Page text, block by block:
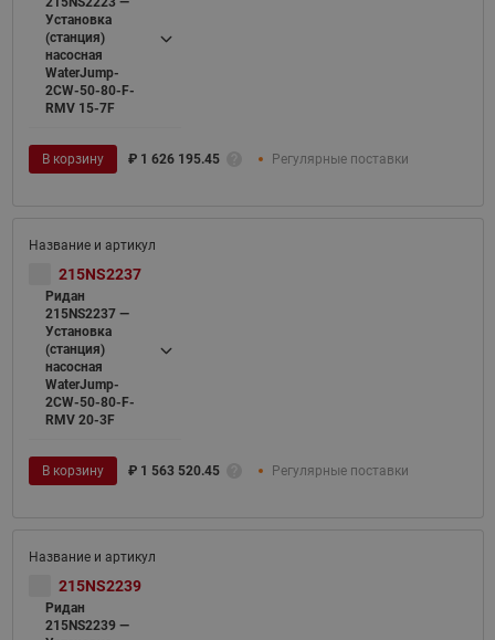
Установка
(станция)
насосная
WaterJump-
2CW-50-80-F-
RMV 15-7F
В корзину ₽ 1 626 195.45 Регулярные поставки
215NS2237
Ридан
215NS2237 —
Установка
(станция)
насосная
WaterJump-
2CW-50-80-F-
RMV 20-3F
В корзину ₽ 1 563 520.45 Регулярные поставки
215NS2239
Ридан
215NS2239 —